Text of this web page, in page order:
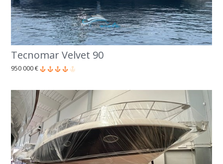
Tecnomar Velvet 90
950 000 €